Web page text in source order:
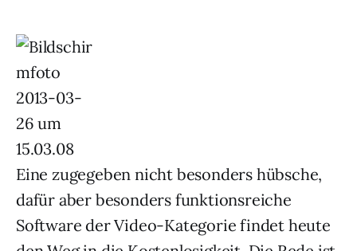
Eine zugegeben nicht besonders hübsche,
dafür aber besonders funktionsreiche
Software der Video-Kategorie findet heute